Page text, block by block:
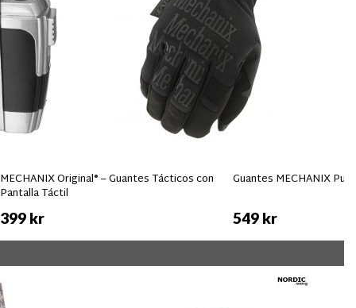
MECHANIX Original® – Guantes Tácticos con
Pantalla Táctil
399 kr
Guantes MECHANIX
549 kr